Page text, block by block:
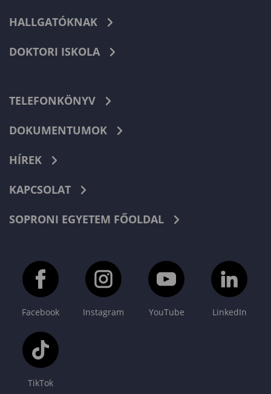
HALLGATÓKNAK
DOKTORI ISKOLA
TELEFONKÖNYV
DOKUMENTUMOK
HÍREK
KAPCSOLAT
SOPRONI EGYETEM FŐOLDAL
Facebook Instagram YouTube LinkedIn
TikTok